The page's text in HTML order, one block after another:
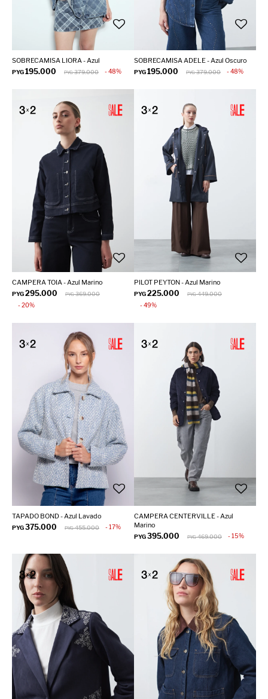
SOBRECAMISA LIORA - Azul
PYG195.000 PYG 379.000 48
SOBRECAMISA ADELE - Azul Oscuro
PYG195.000 PYG 379.000 48
CAMPERA TOIA - Azul Marino
PYG295.000 PYG 369.000
20
PILOT PEYTON - Azul Marino
PYG225.000 PYG 449.000
49
TAPADO BOND - Azul Lavado
PYG375.000 PYG 455.000 17
CAMPERA CENTERVILLE - Azul
Marino
PYG395.000 PYG 469.000 15